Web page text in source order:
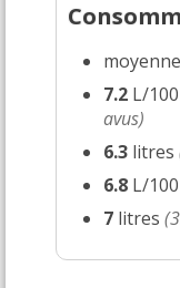
moyenne
7.2 L/
avus)
6.3 litres
6.8 L/
7 litres